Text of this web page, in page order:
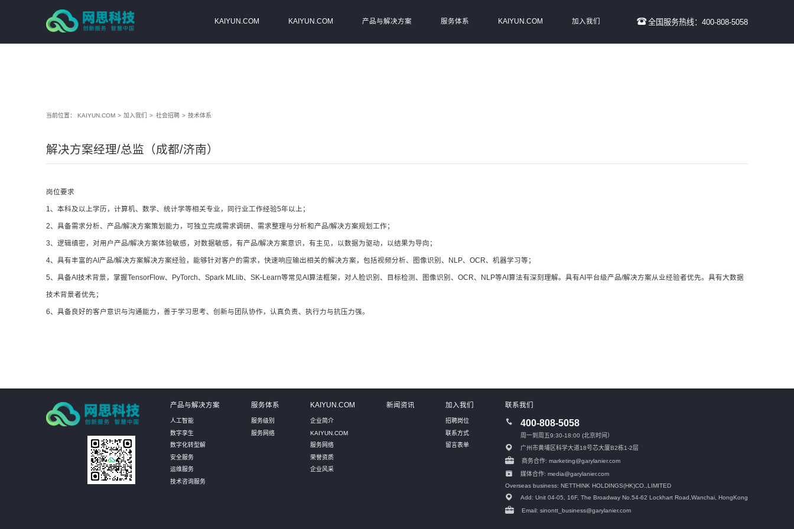
KAIYUN.COM KAIYUN.COM 产品与解决方案 服务体系 KAIYUN.COM 加入我们 全国服务热线：400-808-5058
当前位置： KAIYUN.COM > 加入我们 > 社会招聘 > 技术体系
解决方案经理/总监（成都/济南）
岗位要求
1、本科及以上学历，计算机、数学、统计学等相关专业，同行业工作经验5年以上；
2、具备需求分析、产品/解决方案策划能力，可独立完成需求调研、需求整理与分析和产品/解决方案规划工作；
3、逻辑缜密，对用户产品/解决方案体验敏感，对数据敏感，有产品/解决方案意识，有主见，以数据为驱动，以结果为导向；
4、具有丰富的AI产品/解决方案解决方案经验，能够针对客户的需求，快速响应输出相关的解决方案，包括视频分析、图像识别、NLP、OCR、机器学习等；
5、具备AI技术背景，掌握TensorFlow、PyTorch、Spark MLlib、SK-Learn等常见AI算法框架，对人脸识别、目标检测、图像识别、OCR、NLP等AI算法有深刻理解。具有AI平台级产品/解决方案从业经验者优先。具有大数据
技术背景者优先；
6、具备良好的客户意识与沟通能力，善于学习思考、创新与团队协作，认真负责、执行力与抗压力强。
产品与解决方案
人工智能
数字孪生
数字化转型解
安全服务
运维服务
技术咨询服务
服务体系
服务级别
服务网络
KAIYUN.COM
企业简介
KAIYUN.COM
服务网络
荣誉资质
企业风采
新闻资讯 加入我们
招聘岗位
联系方式
留言表单
联系我们
400-808-5058
周一到周五9:30-18:00 (北京时间）
广州市黄埔区科学大道18号芯大厦B2栋1-2层
商务合作: marketing@garylanier.com
媒体合作: media@garylanier.com
Overseas business: NETTHINK HOLDINGS(HK)CO.,LIMITED
Add: Unit 04-05, 16F, The Broadway No.54-62 Lockhart Road,Wanchai, HongKong
Email: sinontt_business@garylanier.com